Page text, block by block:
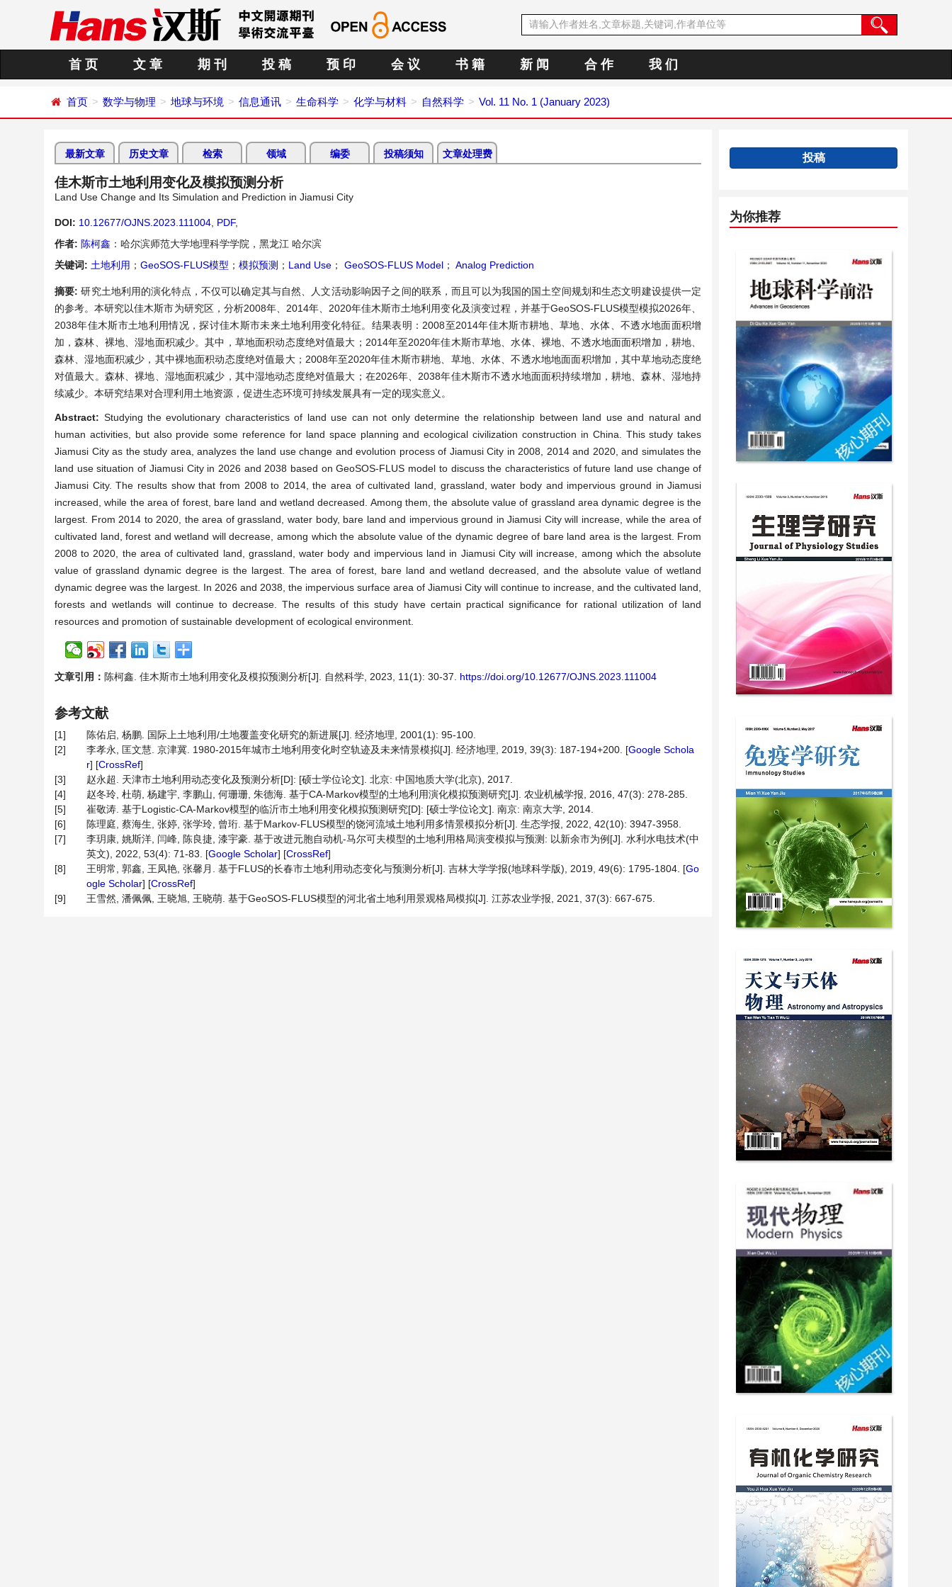
首 页 文 章 期 刊 投 稿 预 印 会 议 书 籍 新 闻 合 作 我 们
首页 数学与物理 地球与环境 信息通讯 生命科学 化学与材料 自然科学 Vol. 11 No. 1 (January 2023)
最新文章 历史文章 检索 领域 编委 投稿须知 文章处理费
佳木斯市土地利用变化及模拟预测分析
Land Use Change and Its Simulation and Prediction in Jiamusi City
DOI: 10.12677/OJNS.2023.111004 PDF,
作者: 陈柯鑫 ：哈尔滨师范大学地理科学学院，黑龙江 哈尔滨
关键词: 土地利用 ； GeoSOS-FLUS模型 ； 模拟预测 ； Land Use ； GeoSOS-FLUS Model ； Analog Prediction
摘要:研究土地利用的演化特点，不仅可以确定其与自然、人文活动影响因子之间的联系，而且可以为我国的国土空间规划和生态文明建设提供一定
的参考。本研究以佳木斯市为研究区，分析2008年、2014年、2020年佳木斯市土地利用变化及演变过程，并基于GeoSOS-FLUS模型模拟2026年、
2038年佳木斯市土地利用情况，探讨佳木斯市未来土地利用变化特征。结果表明：2008至2014年佳木斯市耕地、草地、水体、不透水地面面积增
加，森林、裸地、湿地面积减少。其中，草地面积动态度绝对值最大；2014年至2020年佳木斯市草地、水体、裸地、不透水地面面积增加，耕地、
森林、湿地面积减少，其中裸地面积动态度绝对值最大；2008年至2020年佳木斯市耕地、草地、水体、不透水地地面面积增加，其中草地动态度绝
对值最大。森林、裸地、湿地面积减少，其中湿地动态度绝对值最大；在2026年、2038年佳木斯市不透水地面面积持续增加，耕地、森林、湿地持
续减少。本研究结果对合理利用土地资源，促进生态环境可持续发展具有一定的现实意义。
Abstract: Studying the evolutionary characteristics of land use can not only determine the relationship between land use and natural and
human activities, but also provide some reference for land space planning and ecological civilization construction in China. This study takes
Jiamusi City as the study area, analyzes the land use change and evolution process of Jiamusi City in 2008, 2014 and 2020, and simulates the
land use situation of Jiamusi City in 2026 and 2038 based on GeoSOS-FLUS model to discuss the characteristics of future land use change of
Jiamusi City. The results show that from 2008 to 2014, the area of cultivated land, grassland, water body and impervious ground in Jiamusi
increased, while the area of forest, bare land and wetland decreased. Among them, the absolute value of grassland area dynamic degree is the
largest. From 2014 to 2020, the area of grassland, water body, bare land and impervious ground in Jiamusi City will increase, while the area of
cultivated land, forest and wetland will decrease, among which the absolute value of the dynamic degree of bare land area is the largest. From
2008 to 2020, the area of cultivated land, grassland, water body and impervious land in Jiamusi City will increase, among which the absolute
value of grassland dynamic degree is the largest. The area of forest, bare land and wetland decreased, and the absolute value of wetland
dynamic degree was the largest. In 2026 and 2038, the impervious surface area of Jiamusi City will continue to increase, and the cultivated land,
forests and wetlands will continue to decrease. The results of this study have certain practical significance for rational utilization of land
resources and promotion of sustainable development of ecological environment.
文章引用： 陈柯鑫. 佳木斯市土地利用变化及模拟预测分析[J]. 自然科学, 2023, 11(1): 30-37. https://doi.org/10.12677/OJNS.2023.111004
参考文献
[1]
陈佑启, 杨鹏. 国际上土地利用/土地覆盖变化研究的新进展[J]. 经济地理, 2001(1): 95-100.
[2]
李孝永, 匡文慧. 京津冀. 1980-2015年城市土地利用变化时空轨迹及未来情景模拟[J]. 经济地理, 2019, 39(3): 187-194+200. [Google Schola
r] [CrossRef]
[3]
赵永超. 天津市土地利用动态变化及预测分析[D]: [硕士学位论文]. 北京: 中国地质大学(北京), 2017.
[4]
赵冬玲, 杜萌, 杨建宇, 李鹏山, 何珊珊, 朱德海. 基于CA-Markov模型的土地利用演化模拟预测研究[J]. 农业机械学报, 2016, 47(3): 278-285.
[5]
崔敬涛. 基于Logistic-CA-Markov模型的临沂市土地利用变化模拟预测研究[D]: [硕士学位论文]. 南京: 南京大学, 2014.
[6]
陈理庭, 蔡海生, 张婷, 张学玲, 曾珩. 基于Markov-FLUS模型的饶河流域土地利用多情景模拟分析[J]. 生态学报, 2022, 42(10): 3947-3958.
[7]
李玥康, 姚斯洋, 闫峰, 陈良捷, 漆宇豪. 基于改进元胞自动机-马尔可夫模型的土地利用格局演变模拟与预测: 以新余市为例[J]. 水利水电技术(中
英文), 2022, 53(4): 71-83. [Google Scholar] [CrossRef]
[8]
王明常, 郭鑫, 王凤艳, 张馨月. 基于FLUS的长春市土地利用动态变化与预测分析[J]. 吉林大学学报(地球科学版), 2019, 49(6): 1795-1804. [Go
ogle Scholar] [CrossRef]
[9]
王雪然, 潘佩佩, 王晓旭, 王晓萌. 基于GeoSOS-FLUS模型的河北省土地利用景观格局模拟[J]. 江苏农业学报, 2021, 37(3): 667-675.
投稿
为你推荐